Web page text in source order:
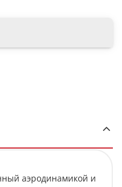
аэродинамикой и